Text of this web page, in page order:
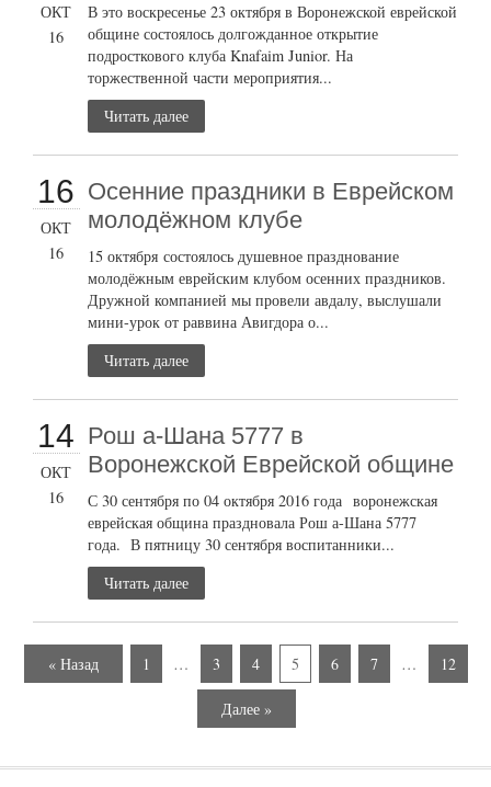
ОКТ
16
В это воскресенье 23 октября в Воронежской еврейской
общине состоялось долгожданное открытие
подросткового клуба Knafaim Junior. На
торжественной части мероприятия...
Читать далее
16
ОКТ
16
Осенние праздники в Еврейском
молодёжном клубе
15 октября состоялось душевное празднование
молодёжным еврейским клубом осенних праздников.
Дружной компанией мы провели авдалу, выслушали
мини-урок от раввина Авигдора о...
Читать далее
14
ОКТ
16
Рош а-Шана 5777 в
Воронежской Еврейской общине
С 30 сентября по 04 октября 2016 года воронежская
еврейская община праздновала Рош а-Шана 5777
года. В пятницу 30 сентября воспитанники...
Читать далее
« Назад 1 … 3 4 5 6 7 … 12
Далее »